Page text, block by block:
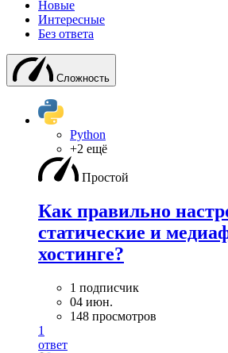
Новые
Интересные
Без ответа
Сложность
Python
+2 ещё
Простой
Как правильно
статические и
хостинге?
1 подписчик
04 июн.
148 просмотров
1
ответ